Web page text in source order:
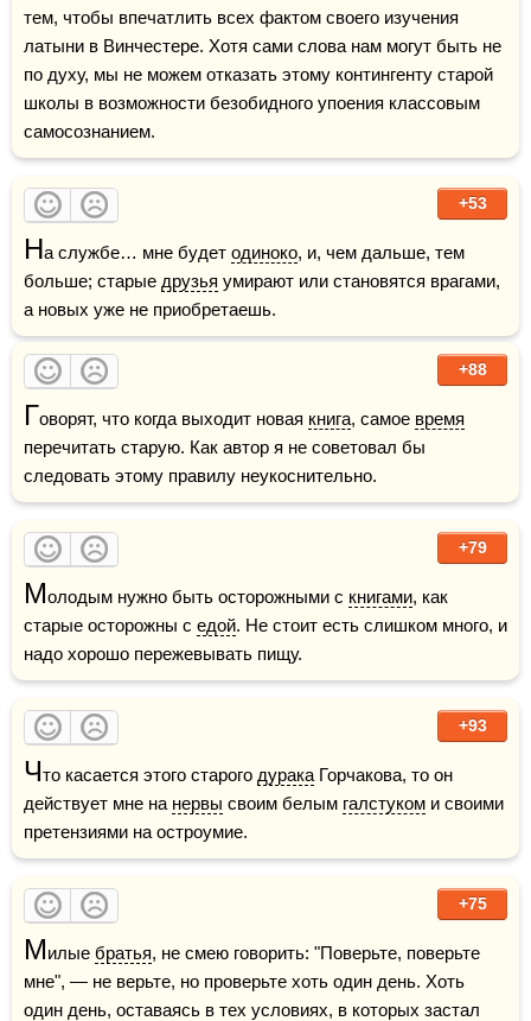
тем, чтобы впечатлить всех фактом своего изучения
латыни в Винчестере. Хотя сами слова нам могут быть не
по духу, мы не можем отказать этому контингенту старой
школы в возможности безобидного упоения классовым
самосознанием.
+53
На службе… мне будет одиноко, и, чем дальше, тем
больше; старые друзья умирают или становятся врагами,
а новых уже не приобретаешь.
+88
Говорят, что когда выходит новая книга, самое время
перечитать старую. Как автор я не советовал бы
следовать этому правилу неукоснительно.
+79
Молодым нужно быть осторожными с книгами, как
старые осторожны с едой. Не стоит есть слишком много, и
надо хорошо пережевывать пищу.
+93
Что касается этого старого дурака Горчакова, то он
действует мне на нервы своим белым галстуком и своими
претензиями на остроумие.
+75
Милые братья, не смею говорить: "Поверьте, поверьте
мне", — не верьте, но проверьте хоть один день. Хоть
один день, оставаясь в тех условиях, в которых застал